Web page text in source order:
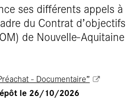
ses différents appels à
du Contrat d’objectifs
de Nouvelle-Aquitaine
- Documentaire”
le 26/10/2026